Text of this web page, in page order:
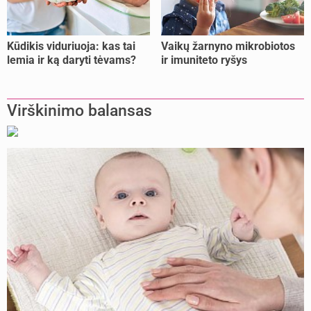
Kūdikis viduriuoja: kas tai
lemia ir ką daryti tėvams?
Vaikų žarnyno mikrobiotos
ir imuniteto ryšys
Virškinimo balansas